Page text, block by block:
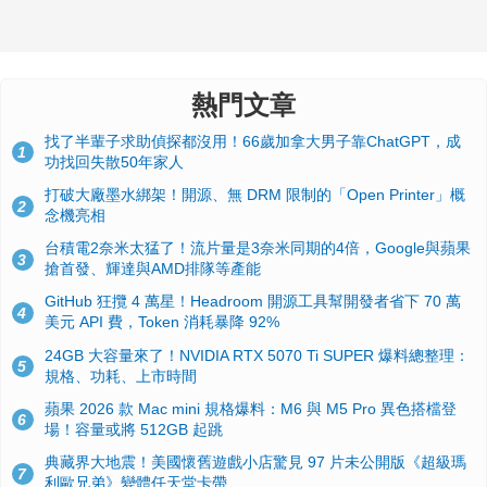
熱門文章
1
找了半輩子求助偵探都沒用！66歲加拿大男子靠ChatGPT，成
功找回失散50年家人
2
打破大廠墨水綁架！開源、無 DRM 限制的「Open Printer」概
念機亮相
3
台積電2奈米太猛了！流片量是3奈米同期的4倍，Google與蘋果
搶首發、輝達與AMD排隊等產能
4
GitHub 狂攬 4 萬星！Headroom 開源工具幫開發者省下 70 萬
美元 API 費，Token 消耗暴降 92%
5
24GB 大容量來了！NVIDIA RTX 5070 Ti SUPER 爆料總整理：
規格、功耗、上市時間
6
蘋果 2026 款 Mac mini 規格爆料：M6 與 M5 Pro 異色搭檔登
場！容量或將 512GB 起跳
7
典藏界大地震！美國懷舊遊戲小店驚見 97 片未公開版《超級瑪
利歐兄弟》變體任天堂卡帶